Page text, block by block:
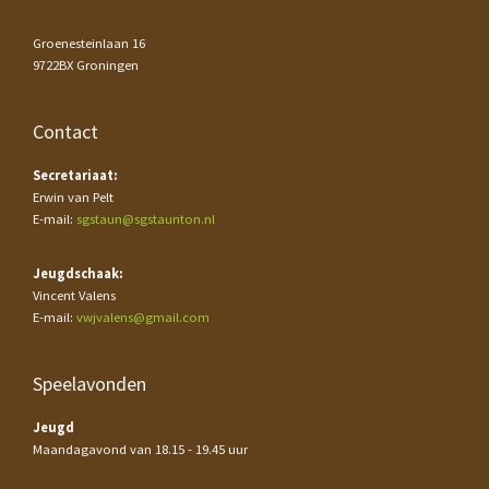
Groenesteinlaan 16
9722BX Groningen
Contact
Secretariaat:
Erwin van Pelt
E-mail: sgstaun@sgstaunton.nl
Jeugdschaak:
Vincent Valens
E-mail: vwjvalens@gmail.com
Speelavonden
Jeugd
Maandagavond van 18.15 - 19.45 uur